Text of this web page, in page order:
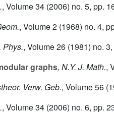
, Volume 34 (2006) no. 5, pp.
, Volume 2 (1968) no. 4,
Phys., Volume 26 (1981) no.
graphs, N.Y. J. Math.,
Verw. Geb., Volume 56
, Volume 34 (2006) no. 6, pp.